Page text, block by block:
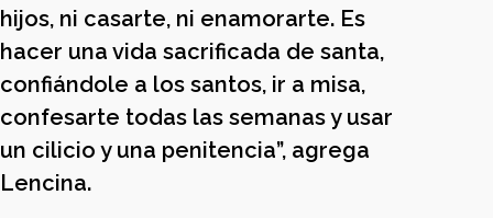
hijos, ni casarte, ni enamorarte. Es
hacer una vida sacrificada de santa,
confiándole a los santos, ir a misa,
confesarte todas las semanas y usar
un cilicio y una penitencia”, agrega
Lencina.